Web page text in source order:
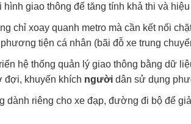
giao thông để tăng tính khả thi và
chỉ xoay quanh metro mà cần kết nối
tiện cá nhân (bãi đỗ xe trung
hệ thống quản lý giao thông bằng dữ
đợi, khuyến khích người dân sử dụng
riêng cho xe đạp, đường đi bộ để